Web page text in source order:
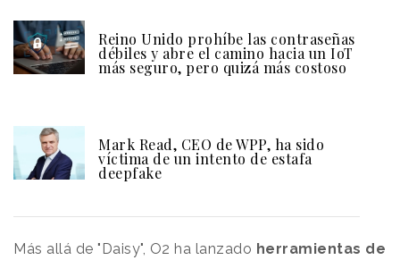
Reino Unido prohíbe las contraseñas
débiles y abre el camino hacia un IoT
más seguro, pero quizá más costoso
Mark Read, CEO de WPP, ha sido
víctima de un intento de estafa
deepfake
Más allá de "Daisy", O2 ha lanzado herramientas de